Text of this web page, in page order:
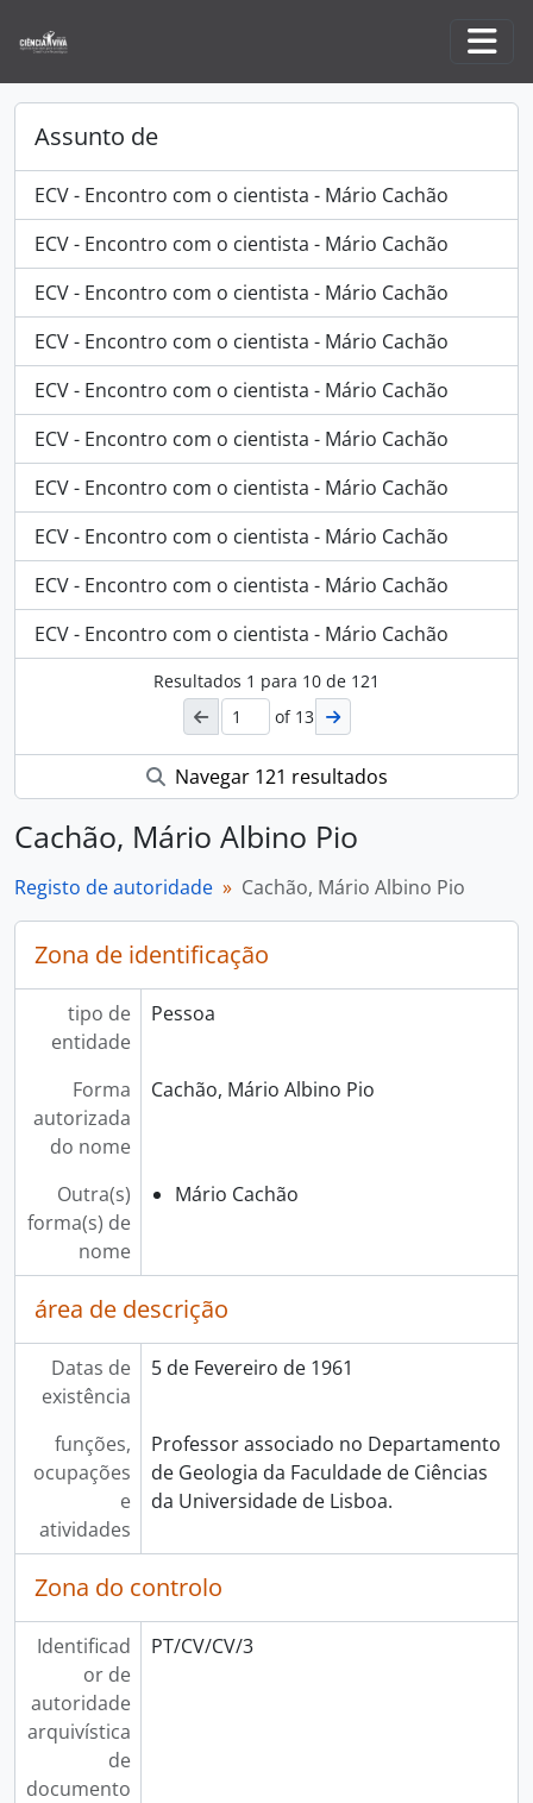
Assunto de
ECV - Encontro com o cientista - Mário Cachão
ECV - Encontro com o cientista - Mário Cachão
ECV - Encontro com o cientista - Mário Cachão
ECV - Encontro com o cientista - Mário Cachão
ECV - Encontro com o cientista - Mário Cachão
ECV - Encontro com o cientista - Mário Cachão
ECV - Encontro com o cientista - Mário Cachão
ECV - Encontro com o cientista - Mário Cachão
ECV - Encontro com o cientista - Mário Cachão
ECV - Encontro com o cientista - Mário Cachão
Resultados 1 para 10 de 121
of 13
Navegar 121 resultados
Cachão, Mário Albino Pio
Registo de autoridade Cachão, Mário Albino Pio
Zona de identificação
tipo de
entidade
Pessoa
Forma
autorizada
do nome
Cachão, Mário Albino Pio
Outra(s)
forma(s) de
nome
Mário Cachão
área de descrição
Datas de
existência
5 de Fevereiro de 1961
funções,
ocupações
e
atividades
Professor associado no Departamento
de Geologia da Faculdade de Ciências
da Universidade de Lisboa.
Zona do controlo
Identificad
or de
autoridade
arquivística
de
documento
PT/CV/CV/3